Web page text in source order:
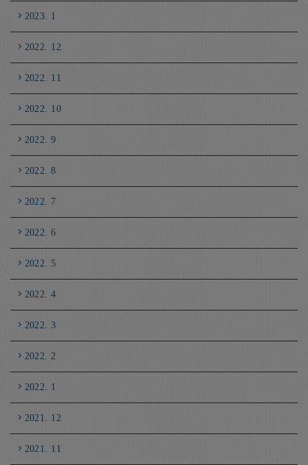
2023. 1
2022. 12
2022. 11
2022. 10
2022. 9
2022. 8
2022. 7
2022. 6
2022. 5
2022. 4
2022. 3
2022. 2
2022. 1
2021. 12
2021. 11